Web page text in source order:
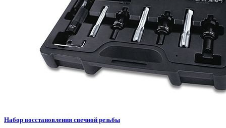
Набор восстановления свечной резьбы